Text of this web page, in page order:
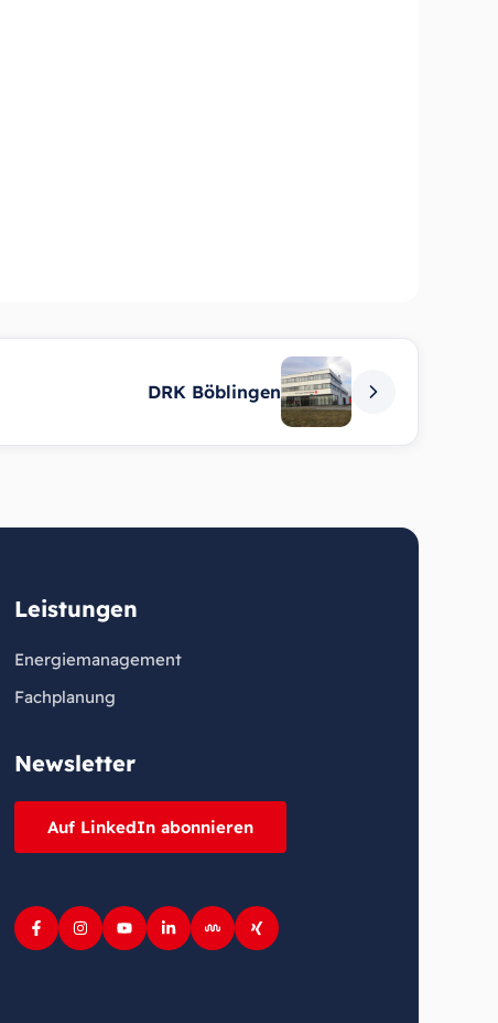
DRK Böblingen
Leistungen
Energiemanagement
Fachplanung
Newsletter
Auf LinkedIn abonnieren